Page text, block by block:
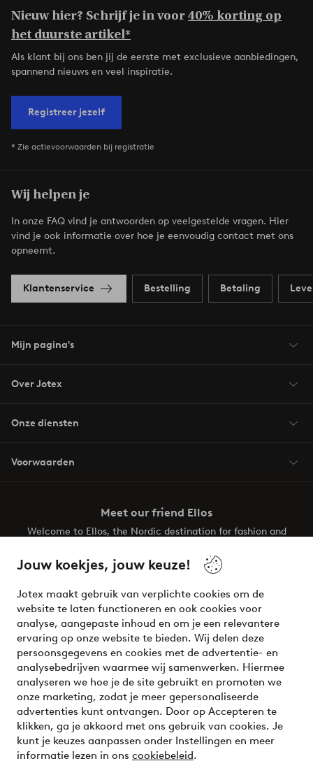
Jouw koekjes, jouw keuze!
Jotex maakt gebruik van verplichte cookies om de
website te laten functioneren en ook cookies voor
analyse, aangepaste inhoud en om je een relevantere
ervaring op onze website te bieden. Wij delen deze
persoonsgegevens en cookies met de advertentie- en
analysebedrijven waarmee wij samenwerken. Hiermee
analyseren we hoe je de site gebruikt en promoten we
onze marketing, zodat je meer gepersonaliseerde
advertenties kunt ontvangen. Door op Accepteren te
klikken, ga je akkoord met ons gebruik van cookies. Je
kunt je keuzes aanpassen onder Instellingen en meer
informatie lezen in ons cookiebeleid.
Nieuw hier? Schrijf je in voor40% korting op
het duurste artikel*
Als klant bij ons ben jij de eerste met exclusieve aanbiedingen,
spannend nieuws en veel inspiratie.
Registreer jezelf
* Zie actievoorwaarden bij registratie
Wij helpen je
In onze FAQ vind je antwoorden op veelgestelde vragen. Hier
vind je ook informatie over hoe je eenvoudig contact met ons
opneemt.
Klantenservice Bestelling Betaling
Mijn pagina's
Over Jotex
Onze diensten
Voorwaarden
Meet our friend Ellos
Welcome to Ellos, the Nordic destination for fashion and
your wardrobe. Your next inspiring look is here!
Veilig betalen - Nu betalen of opsplitsen
Wil je meer weten over onze betaalopties?